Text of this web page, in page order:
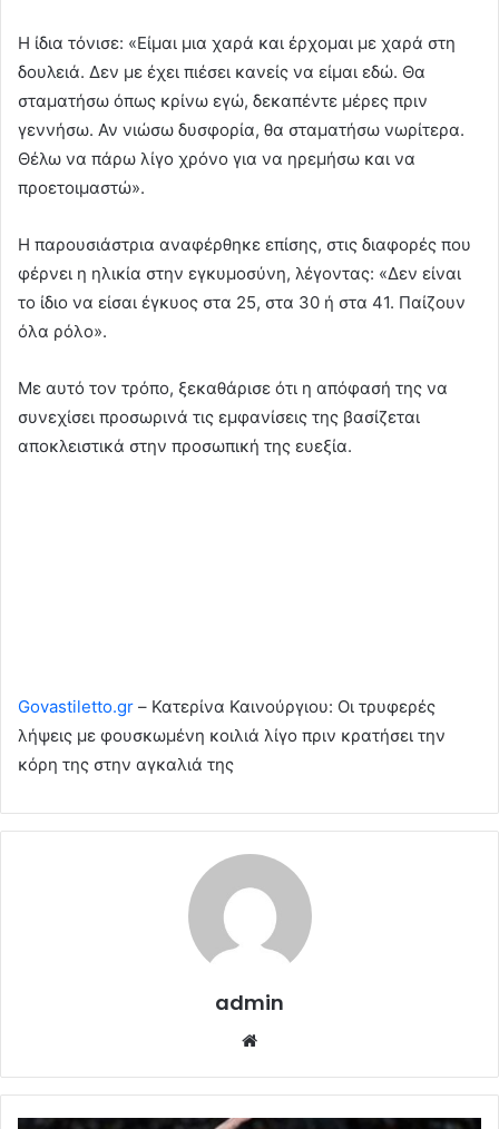
Η ίδια τόνισε: «Είμαι μια χαρά και έρχομαι με χαρά στη
δουλειά. Δεν με έχει πιέσει κανείς να είμαι εδώ. Θα
σταματήσω όπως κρίνω εγώ, δεκαπέντε μέρες πριν
γεννήσω. Αν νιώσω δυσφορία, θα σταματήσω νωρίτερα.
Θέλω να πάρω λίγο χρόνο για να ηρεμήσω και να
προετοιμαστώ».
Η παρουσιάστρια αναφέρθηκε επίσης, στις διαφορές που
φέρνει η ηλικία στην εγκυμοσύνη, λέγοντας: «Δεν είναι
το ίδιο να είσαι έγκυος στα 25, στα 30 ή στα 41. Παίζουν
όλα ρόλο».
Με αυτό τον τρόπο, ξεκαθάρισε ότι η απόφασή της να
συνεχίσει προσωρινά τις εμφανίσεις της βασίζεται
αποκλειστικά στην προσωπική της ευεξία.
Govastiletto.gr – Κατερίνα Καινούργιου: Οι τρυφερές
λήψεις με φουσκωμένη κοιλιά λίγο πριν κρατήσει την
κόρη της στην αγκαλιά της
admin